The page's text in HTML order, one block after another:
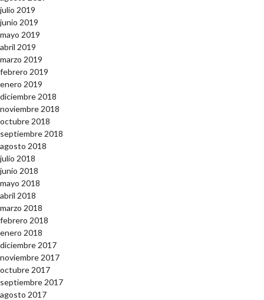
julio 2019
junio 2019
mayo 2019
abril 2019
marzo 2019
febrero 2019
enero 2019
diciembre 2018
noviembre 2018
octubre 2018
septiembre 2018
agosto 2018
julio 2018
junio 2018
mayo 2018
abril 2018
marzo 2018
febrero 2018
enero 2018
diciembre 2017
noviembre 2017
octubre 2017
septiembre 2017
agosto 2017